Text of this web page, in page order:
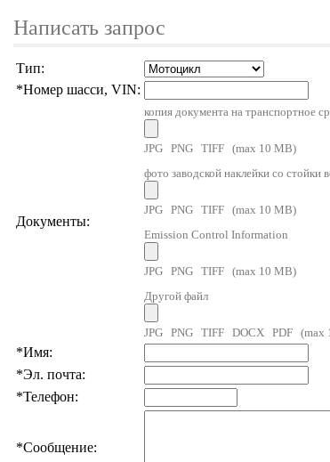
Написать запрос
Тип:
*Номер шасси, VIN:
Документы:
копия документа на транспортное
JPG PNG TIFF (max 10 MB)
фото заводской наклейки со стойки
JPG PNG TIFF (max 10 MB)
Emission Control Information
JPG PNG TIFF (max 10 MB)
Другой файл
JPG PNG TIFF DOCX PDF (max
*Имя:
*Эл. почта:
*Телефон:
*Сообщение: